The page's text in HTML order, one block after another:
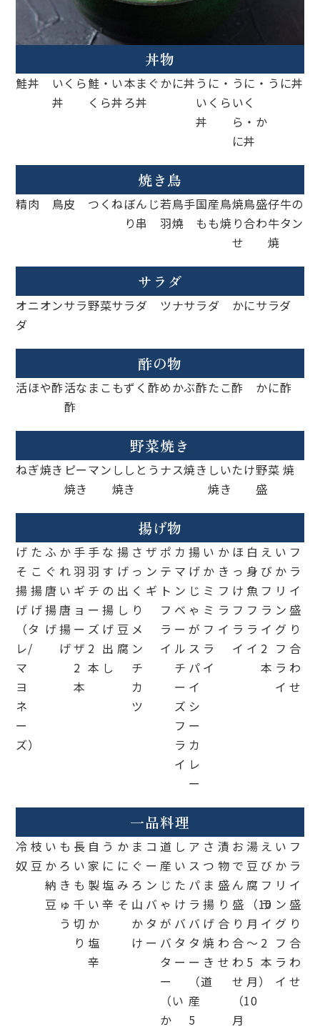
丼物
鮭丼
いくら
丼
鮭・い
くら丼
本まぐ
ろ丼
かに丼 うに・
いくら
丼
うに・
いく
ら・か
に丼
うに丼
焼き鳥
精肉 鳥皮 つくねぼんじ
り串
若鳥手
羽燒
国産鳥
もも焼
焼鳥盛
り合わ
せ
仔牛の
牛タン
焼
サラダ
オニオンサラ
ダ
野菜サラダ ツナサラダ かにサラダ
酢の物
活ほや酢活なまこ
酢
もずく酢めかぶ酢たこ酢 かに酢
野菜焼き
ねぎ焼き ピーマン
焼き
ししとう
焼き
ナス焼き しいたけ
焼き
野菜 焼
盛
揚げ物
げ
そ
揚
げ
（タ
レ/
マ
ヨ
ネ
ー
ズ）
た
こ
揚
げ
ふ
ぐ
唐
揚
げ
か
れ
い
唐
揚
げ
手
羽
ギ
ョ
ー
ザ
2
本
手
羽
チ
ー
ズ
2
本
な
す
の
揚
げ
出
し
揚
げ
出
し
豆
腐
さ
っ
く
り
メ
ン
チ
カ
ツ
ザ
ン
ギ
ポ
テ
ト
フ
ラ
イ
カ
マ
ン
ベ
ー
ル
チ
ー
ズ
フ
ラ
イ
揚
げ
じ
ゃ
が
ス
パ
イ
シ
ー
カ
レ
ー
い
か
ミ
ミ
フ
ラ
イ
か
き
フ
ラ
イ
ほ
っ
け
フ
ラ
イ
白
身
魚
フ
ラ
イ
え
び
フ
ラ
イ
2
本
い
か
リ
ン
グ
フ
ラ
イ
フ
ラ
イ
盛
り
合
わ
せ
一品料理
冷
奴
枝
豆
い
か
納
豆
も
ろ
き
ゅ
う
長
い
も
千
切
り
自
家
製
い
か
塩
辛
う
に
塩
辛
か
に
み
そ
ま
ぐ
ろ
山
か
け
コ
ー
ン
バ
タ
ー
道
産
じ
ゃ
が
バ
タ
ー
（い
か
し
い
た
け
バ
タ
ー
ア
ス
パ
ラ
バ
タ
ー
（道
産
5
さ
つ
ま
揚
げ
焼
き
漬
物
盛
り
合
わ
せ
お
で
ん
盛
り
合
わ
せ
（10
月
湯
豆
腐
（10
月
～
5
月）
え
び
フ
ラ
イ
2
本
い
か
リ
ン
グ
フ
ラ
イ
フ
ラ
イ
盛
り
合
わ
せ